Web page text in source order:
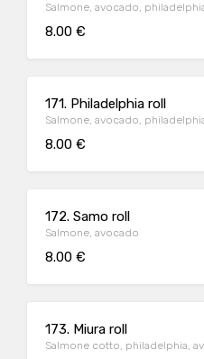
Salmone, avocado,
8.00 €
171. Philadelphia roll
Salmone, avocado,
8.00 €
172. Samo roll
Salmone, avocado
8.00 €
173. Miura roll
Salmone cotto, philadelphia,